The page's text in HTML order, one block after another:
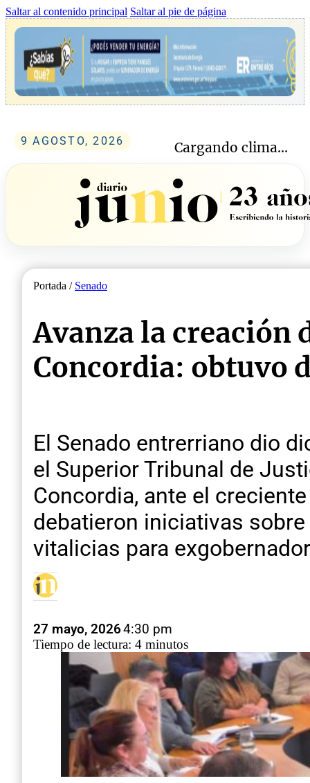
Saltar al contenido principal Saltar al pie de página
9 AGOSTO, 2026 Cargando clima...
Portada / Senado
Avanza la creación
Concordia: obtuvo
El Senado entrerriano dio
el Superior Tribunal de
Concordia, ante el
debatieron iniciativas
vitalicias para
27 mayo, 20264:30 pm
Tiempo de lectura: 4 minutos